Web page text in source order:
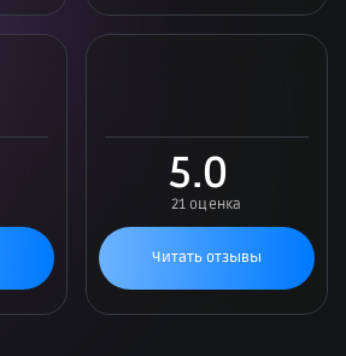
5.0
21 оценка
Читать отзывы